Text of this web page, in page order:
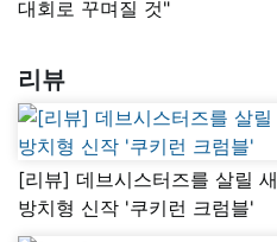
대회로 꾸며질 것"
리뷰
[리뷰] 데브시스터즈를 살릴
방치형 신작 '쿠키런 크럼블'